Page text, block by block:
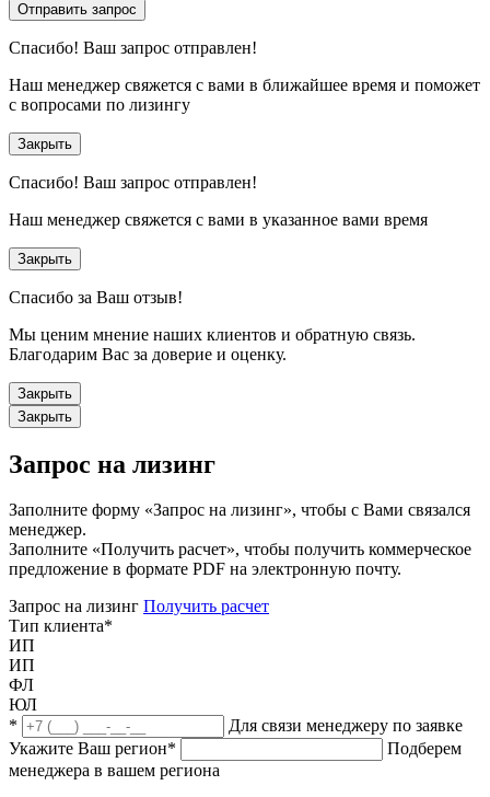
Отправить запрос
Спасибо! Ваш запрос отправлен!
Наш менеджер свяжется с вами в ближайшее время и поможет
с вопросами по лизингу
Закрыть
Спасибо! Ваш запрос отправлен!
Наш менеджер свяжется с вами в указанное вами время
Закрыть
Спасибо за Ваш отзыв!
Мы ценим мнение наших клиентов и обратную связь.
Благодарим Вас за доверие и оценку.
Закрыть
Закрыть
Запрос на лизинг
Заполните форму «Запрос на лизинг», чтобы с Вами связался
менеджер.
Заполните «Получить расчет», чтобы получить коммерческое
предложение в формате PDF на электронную почту.
Запрос на лизинг Получить расчет
Тип клиента*
ИП
ИП
ФЛ
ЮЛ
*
Для связи менеджеру по заявке
Укажите Ваш регион*
Подберем
менеджера в вашем региона